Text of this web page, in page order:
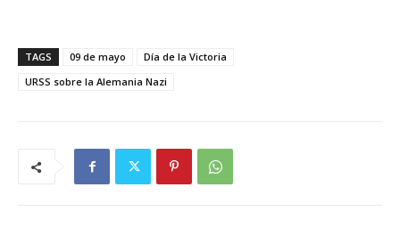
TAGS 09 de mayo
Día de la Victoria
URSS sobre la Alemania Nazi